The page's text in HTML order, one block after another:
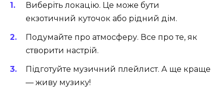
Виберіть локацію. Це може бути
екзотичний куточок або рідний дім.
Подумайте про атмосферу. Все про те, як
створити настрій.
Підготуйте музичний плейлист. А ще краще
— живу музику!